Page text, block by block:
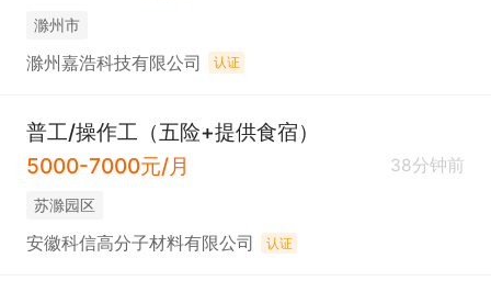
滁州市
滁州嘉浩科技有限公司 认证
普工/操作工（五险+提供食宿）
5000-7000元/月
38分钟前
苏滁园区
安徽科信高分子材料有限公司 认证